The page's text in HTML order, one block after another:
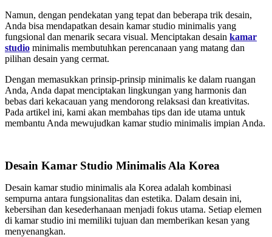
Namun, dengan pendekatan yang tepat dan beberapa trik desain,
Anda bisa mendapatkan desain kamar studio minimalis yang
fungsional dan menarik secara visual. Menciptakan desain kamar
studio minimalis membutuhkan perencanaan yang matang dan
pilihan desain yang cermat.
Dengan memasukkan prinsip-prinsip minimalis ke dalam ruangan
Anda, Anda dapat menciptakan lingkungan yang harmonis dan
bebas dari kekacauan yang mendorong relaksasi dan kreativitas.
Pada artikel ini, kami akan membahas tips dan ide utama untuk
membantu Anda mewujudkan kamar studio minimalis impian Anda.
Desain Kamar Studio Minimalis Ala Korea
Desain kamar studio minimalis ala Korea adalah kombinasi
sempurna antara fungsionalitas dan estetika. Dalam desain ini,
kebersihan dan kesederhanaan menjadi fokus utama. Setiap elemen
di kamar studio ini memiliki tujuan dan memberikan kesan yang
menyenangkan.